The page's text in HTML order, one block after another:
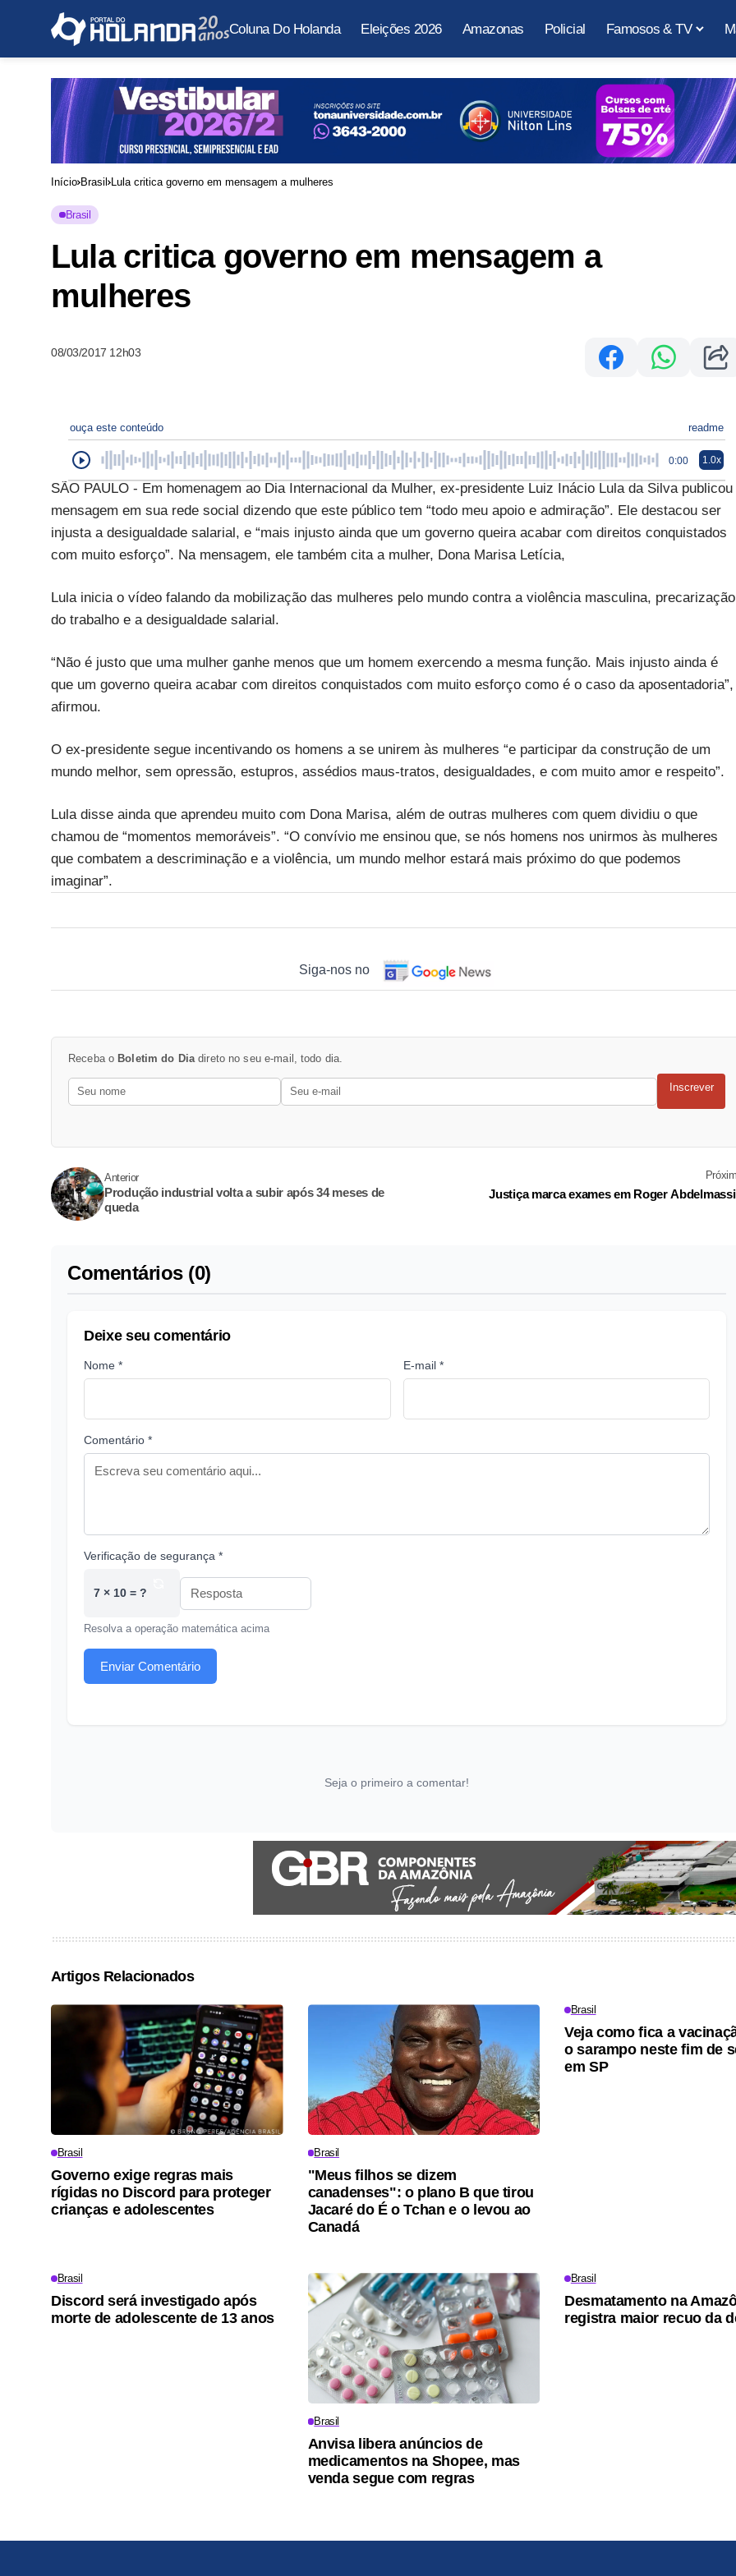
Coluna Do Holanda Eleições 2026 Amazonas Policial Famosos & TV
Início Brasil Lula critica governo em mensagem a mulheres
Brasil
Lula critica governo em mensagem a
mulheres
08/03/2017 12h03
ouça este conteúdo readme
0:00 1.0x
SÃO PAULO - Em homenagem ao Dia Internacional da Mulher, ex-presidente Luiz Inácio Lula da Silva publicou
mensagem em sua rede social dizendo que este público tem “todo meu apoio e admiração”. Ele destacou ser
injusta a desigualdade salarial, e “mais injusto ainda que um governo queira acabar com direitos conquistados
com muito esforço”. Na mensagem, ele também cita a mulher, Dona Marisa Letícia,
Lula inicia o vídeo falando da mobilização das mulheres pelo mundo contra a violência masculina, precarização
do trabalho e a desigualdade salarial.
“Não é justo que uma mulher ganhe menos que um homem exercendo a mesma função. Mais injusto ainda é
que um governo queira acabar com direitos conquistados com muito esforço como é o caso da aposentadoria”,
afirmou.
O ex-presidente segue incentivando os homens a se unirem às mulheres “e participar da construção de um
mundo melhor, sem opressão, estupros, assédios maus-tratos, desigualdades, e com muito amor e respeito”.
Lula disse ainda que aprendeu muito com Dona Marisa, além de outras mulheres com quem dividiu o que
chamou de “momentos memoráveis”. “O convívio me ensinou que, se nós homens nos unirmos às mulheres
que combatem a descriminação e a violência, um mundo melhor estará mais próximo do que podemos
imaginar”.
Siga-nos no
Receba o Boletim do Dia direto no seu e-mail, todo dia.
Inscrever
Anterior
Produção industrial volta a subir após 34 meses de
queda
Justiça marca exames em Roger
Comentários (0)
Deixe seu comentário
Nome * E-mail *
Comentário *
Verificação de segurança *
7 × 10 = ?
Resolva a operação matemática acima
Enviar Comentário
Seja o primeiro a comentar!
Artigos Relacionados
Brasil
Governo exige regras mais
rígidas no Discord para proteger
crianças e adolescentes
Brasil
"Meus filhos se dizem
canadenses": o plano B que tirou
Jacaré do É o Tchan e o levou ao
Canadá
Brasil
Veja como fica a
o sarampo neste fim de
em SP
Brasil
Discord será investigado após
morte de adolescente de 13 anos
Brasil
Anvisa libera anúncios de
medicamentos na Shopee, mas
venda segue com regras
Brasil
Desmatamento na
registra maior recuo da